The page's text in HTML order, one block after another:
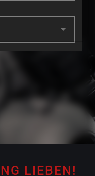
LIEBEN!